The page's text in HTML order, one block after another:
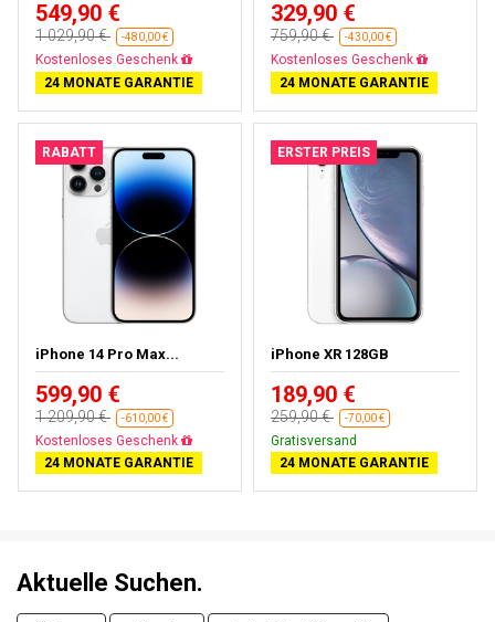
549,90 €
1 029,90 € -480,00 €
Gratisversand
24 MONATE GARANTIE
329,90 €
759,90 € -430,00 €
Gratisversand
24 MONATE GARANTIE
RABATT
iPhone 14 Pro Max...
599,90 €
1 209,90 € -610,00 €
Gratisversand
24 MONATE GARANTIE
ERSTER PREIS
iPhone XR 128GB
189,90 €
259,90 € -70,00 €
Gratisversand
24 MONATE GARANTIE
Aktuelle Suchen.